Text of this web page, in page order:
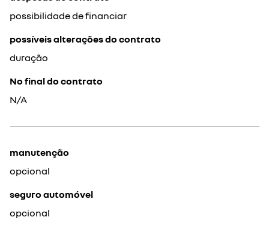
possibilidade de financiar
possíveis alterações do contrato
duração
No final do contrato
N/A
manutenção
opcional
seguro automóvel
opcional